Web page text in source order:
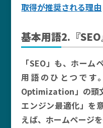
取得が推奨される理由
基本用語2.『SEO
「SEO」も、ホーム
用語のひとつです
Optimization」の頭
エンジン最適化」を
えば、ホームページ